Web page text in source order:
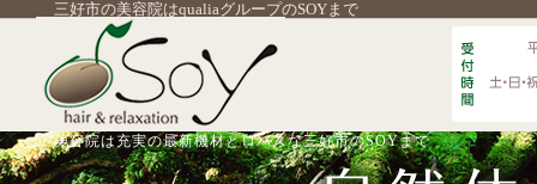
三好市の美容院はqualiaグループのSOYまで
美容院は充実の最新機材とロハスな三好市のSOYまで